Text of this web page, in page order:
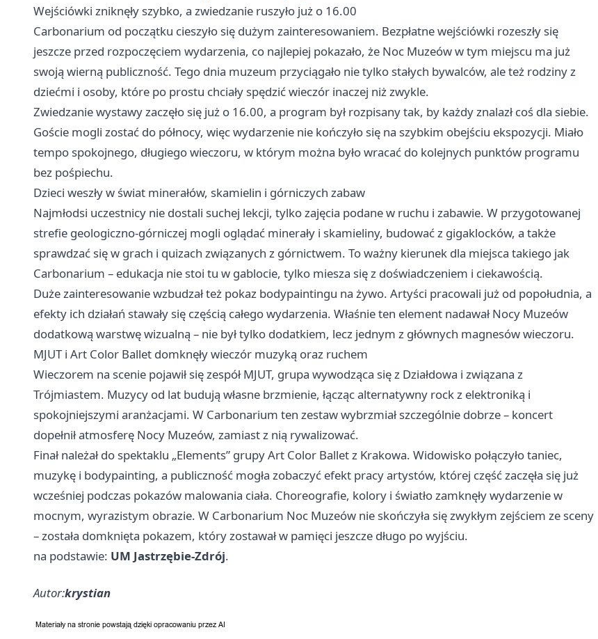
Wejściówki zniknęły szybko, a zwiedzanie ruszyło już o 16.00
Carbonarium od początku cieszyło się dużym zainteresowaniem. Bezpłatne wejściówki rozeszły się
jeszcze przed rozpoczęciem wydarzenia, co najlepiej pokazało, że Noc Muzeów w tym miejscu ma już
swoją wierną publiczność. Tego dnia muzeum przyciągało nie tylko stałych bywalców, ale też rodziny z
dziećmi i osoby, które po prostu chciały spędzić wieczór inaczej niż zwykle.
Zwiedzanie wystawy zaczęło się już o 16.00, a program był rozpisany tak, by każdy znalazł coś dla siebie.
Goście mogli zostać do północy, więc wydarzenie nie kończyło się na szybkim obejściu ekspozycji. Miało
tempo spokojnego, długiego wieczoru, w którym można było wracać do kolejnych punktów programu
bez pośpiechu.
Dzieci weszły w świat minerałów, skamielin i górniczych zabaw
Najmłodsi uczestnicy nie dostali suchej lekcji, tylko zajęcia podane w ruchu i zabawie. W przygotowanej
strefie geologiczno-górniczej mogli oglądać minerały i skamieliny, budować z gigaklocków, a także
sprawdzać się w grach i quizach związanych z górnictwem. To ważny kierunek dla miejsca takiego jak
Carbonarium – edukacja nie stoi tu w gablocie, tylko miesza się z doświadczeniem i ciekawością.
Duże zainteresowanie wzbudzał też pokaz bodypaintingu na żywo. Artyści pracowali już od popołudnia, a
efekty ich działań stawały się częścią całego wydarzenia. Właśnie ten element nadawał Nocy Muzeów
dodatkową warstwę wizualną – nie był tylko dodatkiem, lecz jednym z głównych magnesów wieczoru.
MJUT i Art Color Ballet domknęły wieczór muzyką oraz ruchem
Wieczorem na scenie pojawił się zespół MJUT, grupa wywodząca się z Działdowa i związana z
Trójmiastem. Muzycy od lat budują własne brzmienie, łącząc alternatywny rock z elektroniką i
spokojniejszymi aranżacjami. W Carbonarium ten zestaw wybrzmiał szczególnie dobrze – koncert
dopełnił atmosferę Nocy Muzeów, zamiast z nią rywalizować.
Finał należał do spektaklu „Elements” grupy Art Color Ballet z Krakowa. Widowisko połączyło taniec,
muzykę i bodypainting, a publiczność mogła zobaczyć efekt pracy artystów, której część zaczęła się już
wcześniej podczas pokazów malowania ciała. Choreografie, kolory i światło zamknęły wydarzenie w
mocnym, wyrazistym obrazie. W Carbonarium Noc Muzeów nie skończyła się zwykłym zejściem ze sceny
– została domknięta pokazem, który zostawał w pamięci jeszcze długo po wyjściu.
na podstawie: UM Jastrzębie-Zdrój.
Autor:krystian